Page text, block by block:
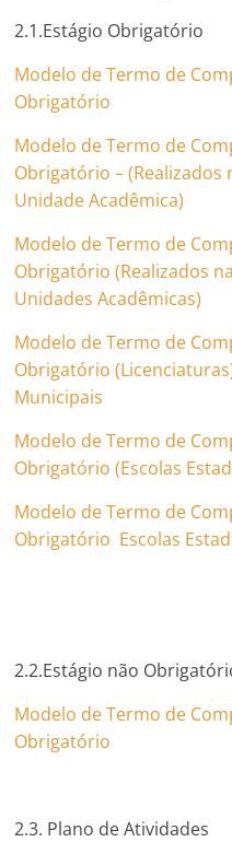
2.1.Estágio Obrigatório
Modelo de Termo de
Obrigatório
Modelo de Termo de
Obrigatório – (Realizados
Unidade Acadêmica)
Modelo de Termo de
Obrigatório (Realizados
Unidades Acadêmicas)
Modelo de Termo de
Obrigatório
Municipais
Modelo de Termo de
Obrigatório (Escolas
Modelo de Termo de
Obrigatório Escolas
2.2.Estágio não
Modelo de Termo de
Obrigatório
2.3. Plano de Atividades